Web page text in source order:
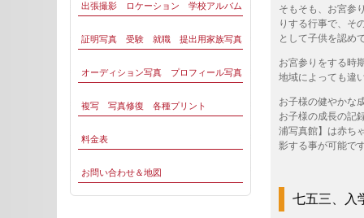
そもそも、お宮参
りする行事で、そ
として子供を認め
お宮参りをする時
地域によっても違
お子様の健やかな
お子様の成長の記
浦写真館】は赤ち
影する事が可能で
七五三、入
出張撮影 ロケーション 学校アルバム
証明写真 受験 就職 提出用家族写真
オーディション写真 プロフィール写真
複写 写真修復 各種プリント
料金表
お問い合わせ＆地図